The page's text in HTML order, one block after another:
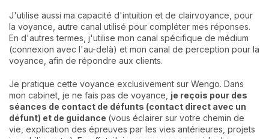
J'utilise aussi ma capacité d'intuition et de clairvoyance, pour
la voyance, autre canal utilisé pour compléter mes réponses.
En d'autres termes, j'utilise mon canal spécifique de médium
(connexion avec l'au-delà) et mon canal de perception pour la
voyance, afin de répondre aux clients.
Je pratique cette voyance exclusivement sur Wengo. Dans
mon cabinet, je ne fais pas de voyance, je reçois pour des
séances de contact de défunts (contact direct avec un
défunt) et de guidance (vous éclairer sur votre chemin de
vie, explication des épreuves par les vies antérieures, projets